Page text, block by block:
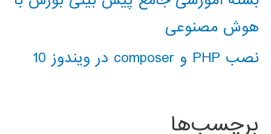
هوش مصنوعی
نصب PHP و composer در ویندوز 10
برچسب‌ها